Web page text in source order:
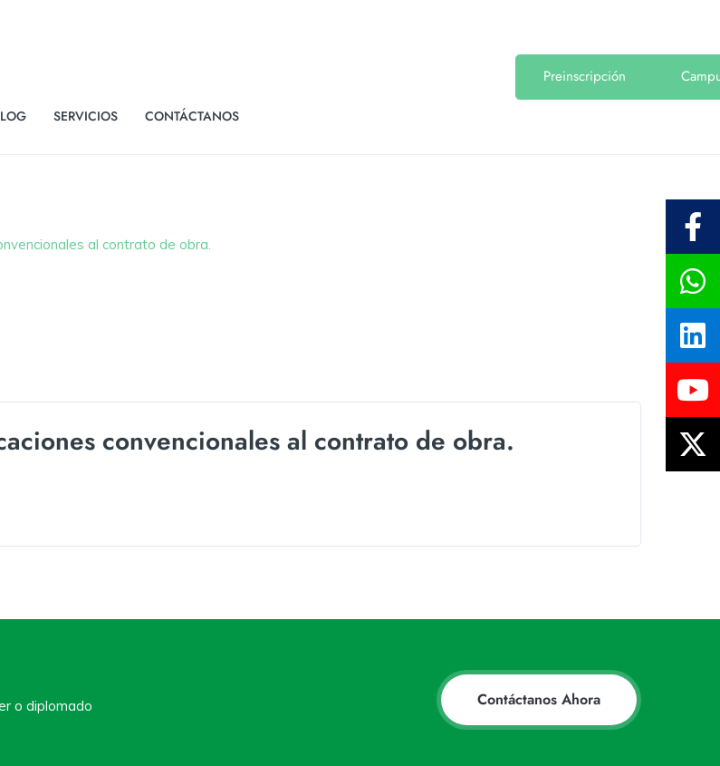
SERVICIOS CONTÁCTANOS
Preinscripción
al contrato de obra.
convencionales al contrato de obra.
o diplomado Contáctanos Ahora